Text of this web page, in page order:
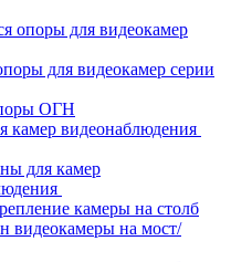
опоры для видеокамер
для видеокамер серии
ОГН
камер видеонаблюдения
для камер
камеры на столб
видеокамеры на мост/